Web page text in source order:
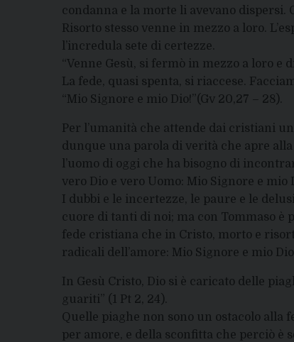
condanna e la morte li avevano
Risorto stesso venne in mezzo a loro.
l’incredula sete di certezze.
“Venne Gesù, si fermò in mezzo a loro e
La fede, quasi spenta, si riaccese.
“Mio Signore e mio Dio!”(Gv 20,27 – 28).
Per l’umanità che attende dai cristiani
dunque una parola di verità che apre
l’uomo di oggi che ha bisogno di
vero Dio e vero Uomo: Mio Signore e mio
I dubbi e le incertezze, le paure e le
cuore di tanti di noi; ma con Tommaso
fede cristiana che in Cristo, morto e
radicali dell’amore: Mio Signore e mio
In Gesù Cristo, Dio si è caricato delle
guariti” (1 Pt 2, 24).
Quelle piaghe non sono un ostacolo alla
per amore, e della sconfitta che perciò è